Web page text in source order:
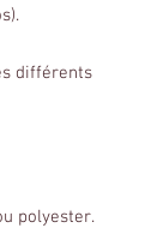
différents
polyester.